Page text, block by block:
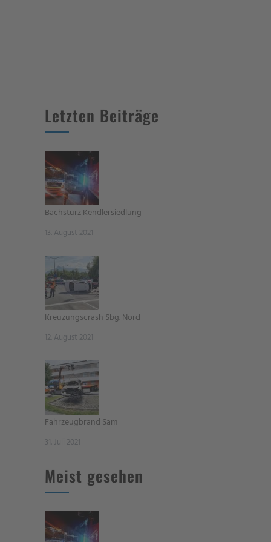
Letzten Beiträge
Bachsturz Kendlersiedlung
13. August 2021
Kreuzungscrash Sbg. Nord
12. August 2021
Fahrzeugbrand Sam
31. Juli 2021
Meist gesehen